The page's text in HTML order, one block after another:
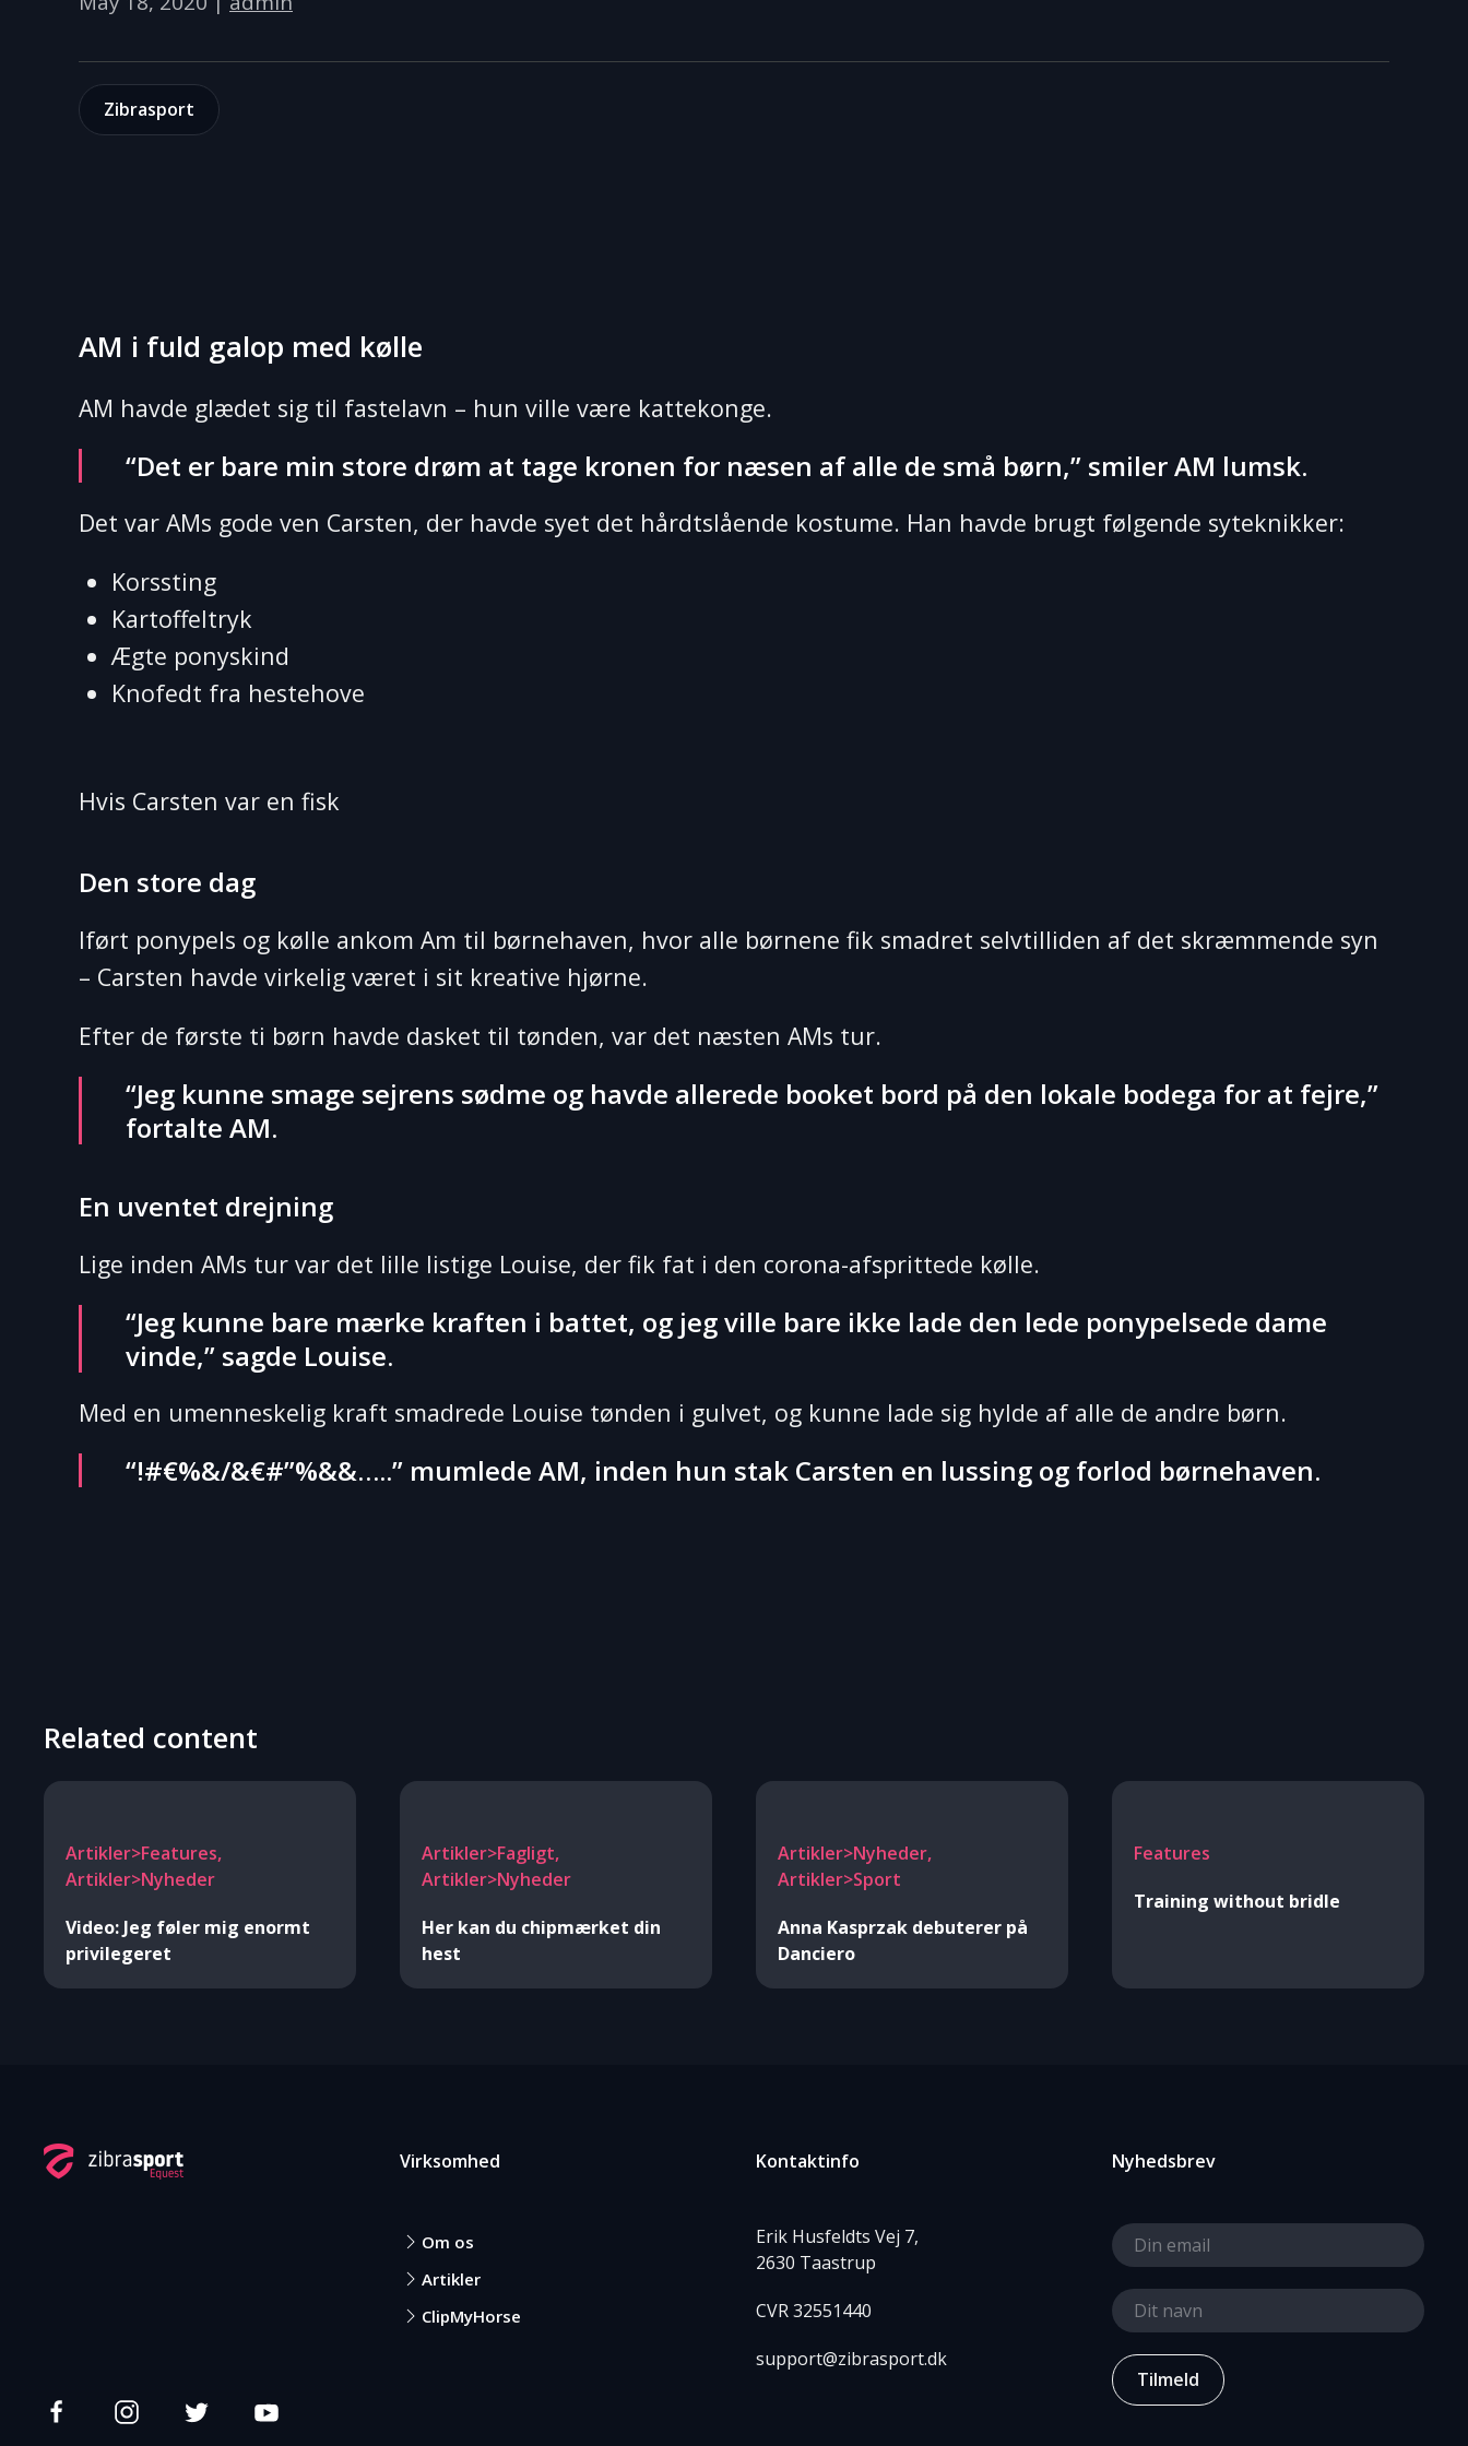
Zibrasport
AM i fuld galop med kølle
AM havde glædet sig til fastelavn – hun ville være kattekonge.
“Det er bare min store drøm at tage kronen for næsen af alle de små børn,” smiler AM lumsk.
Det var AMs gode ven Carsten, der havde syet det hårdtslående kostume. Han havde brugt følgende syteknikker:
Korssting
Kartoffeltryk
Ægte ponyskind
Knofedt fra hestehove
Hvis Carsten var en fisk
Den store dag
Iført ponypels og kølle ankom Am til børnehaven, hvor alle børnene fik smadret selvtilliden af det skræmmende syn
– Carsten havde virkelig været i sit kreative hjørne.
Efter de første ti børn havde dasket til tønden, var det næsten AMs tur.
“Jeg kunne smage sejrens sødme og havde allerede booket bord på den lokale bodega for at fejre,”
fortalte AM.
En uventet drejning
Lige inden AMs tur var det lille listige Louise, der fik fat i den corona-afsprittede kølle.
“Jeg kunne bare mærke kraften i battet, og jeg ville bare ikke lade den lede ponypelsede dame
vinde,” sagde Louise.
Med en umenneskelig kraft smadrede Louise tønden i gulvet, og kunne lade sig hylde af alle de andre børn.
“!#€%&/&€#”%&&…..” mumlede AM, inden hun stak Carsten en lussing og forlod børnehaven.
Related content
Artikler>Features,
Artikler>Nyheder
Video: Jeg føler mig enormt
privilegeret
Artikler>Fagligt,
Artikler>Nyheder
Her kan du chipmærket din
hest
Artikler>Nyheder,
Artikler>Sport
Anna Kasprzak debuterer på
Danciero
Features
Training without bridle
Virksomhed Kontaktinfo Nyhedsbrev
Om os
Artikler
ClipMyHorse
Erik Husfeldts Vej 7,
2630 Taastrup
CVR 32551440
support@zibrasport.dk
Tilmeld